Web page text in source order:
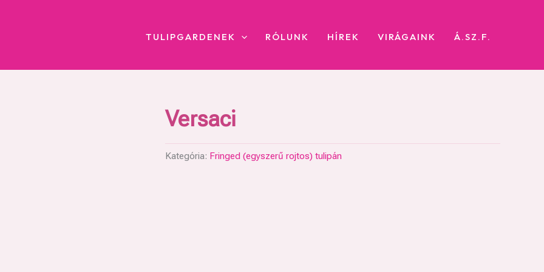
TULIPGARDENEK RÓLUNK HÍREK VIRÁGAINK Á.SZ.F.
Versaci
Kategória: Fringed (egyszerű rojtos) tulipán